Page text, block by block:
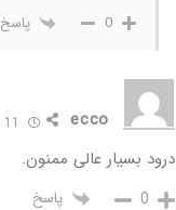
0 پاسخ
ecco
درود بسیار عالی ممنون.
0 پاسخ